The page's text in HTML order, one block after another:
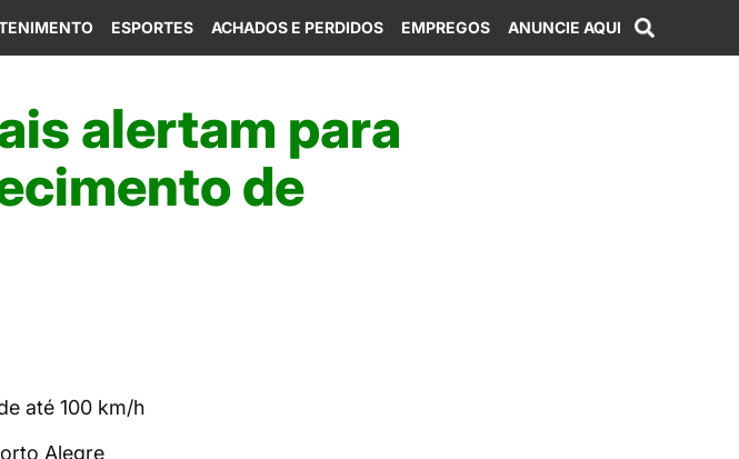
ESPORTES ACHADOS E PERDIDOS EMPREGOS ANUNCIE AQUI
alertam para
de
até 100 km/h
Alegre